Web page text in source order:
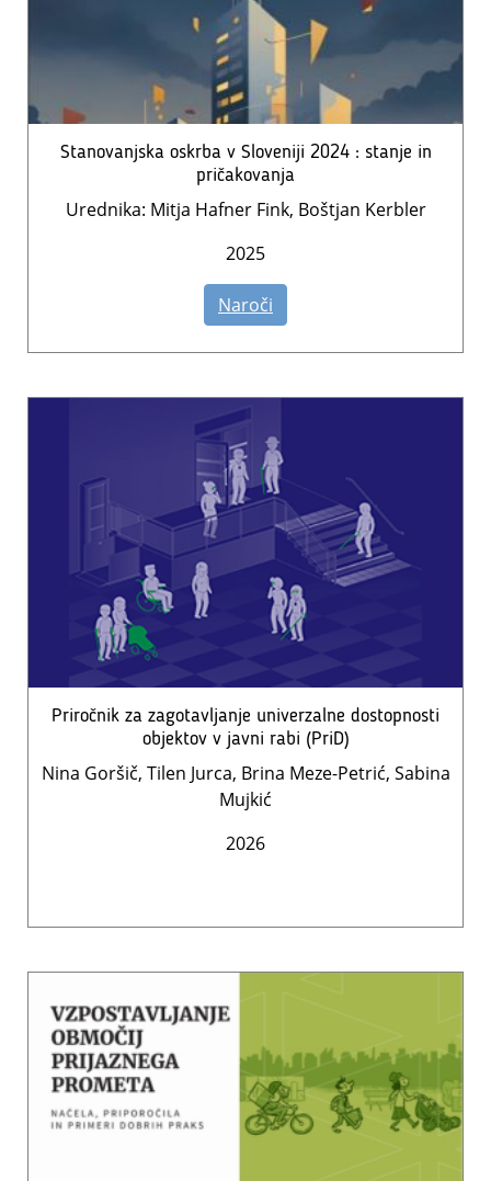
Stanovanjska oskrba v Sloveniji 2024 : stanje in
pričakovanja
Urednika: Mitja Hafner Fink, Boštjan Kerbler
2025
Naroči
Priročnik za zagotavljanje univerzalne dostopnosti
objektov v javni rabi (PriD)
Nina Goršič, Tilen Jurca, Brina Meze-Petrić, Sabina
Mujkić
2026